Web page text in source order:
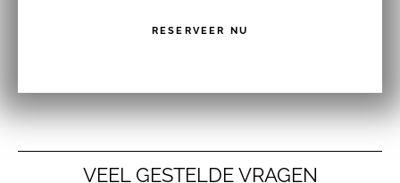
RESERVEER NU
VEEL GESTELDE VRAGEN